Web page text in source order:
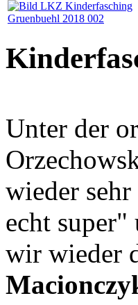
Unter der
wieder
echt
wir wieder